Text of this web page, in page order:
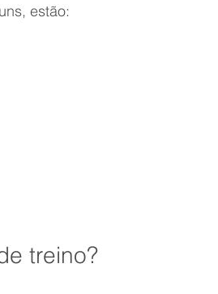
estão:
treino?